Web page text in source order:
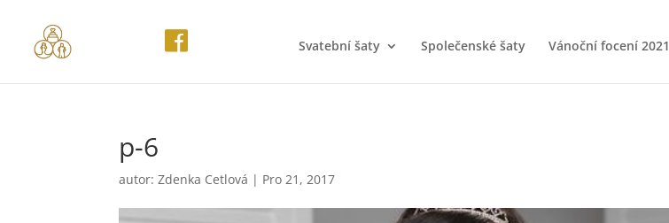
Svatební šaty Společenské šaty Vánoční focení 2021
p-6
autor:Zdenka Cetlová | Pro 21, 2017